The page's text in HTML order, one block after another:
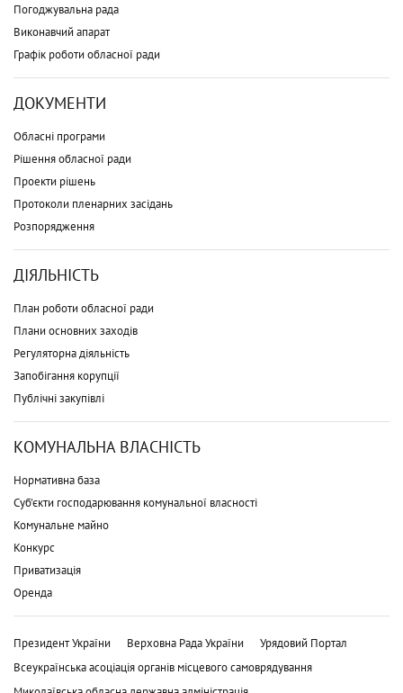
Погоджувальна рада
Виконавчий апарат
Графік роботи обласної ради
ДОКУМЕНТИ
Обласні програми
Рішення обласної ради
Проекти рішень
Протоколи пленарних засідань
Розпорядження
ДІЯЛЬНІСТЬ
План роботи обласної ради
Плани основних заходів
Регуляторна діяльність
Запобігання корупції
Публічні закупівлі
КОМУНАЛЬНА ВЛАСНІСТЬ
Нормативна база
Суб'єкти господарювання комунальної власності
Комунальне майно
Конкурс
Приватизація
Оренда
Президент України Верховна Рада України
Урядовий Портал
Всеукраїнська асоціація органів місцевого самоврядування